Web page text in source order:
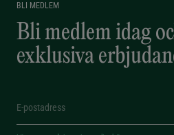
BLI MEDLEM
Bli medlem idag
exklusiva